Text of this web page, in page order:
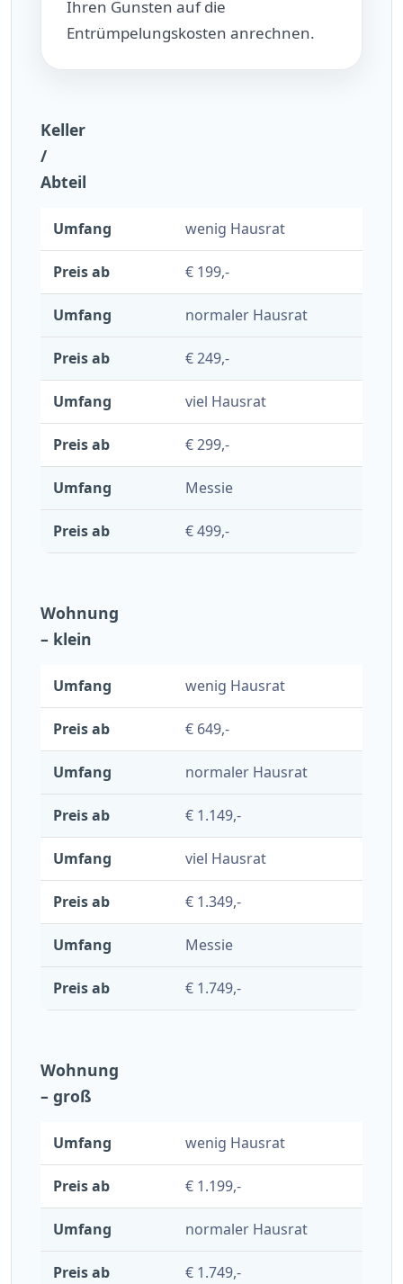
Ihren Gunsten auf die
Entrümpelungskosten anrechnen.
Keller
/
Abteil
wenig Hausrat
€ 199,-
normaler Hausrat
€ 249,-
viel Hausrat
€ 299,-
Messie
€ 499,-
Wohnung
– klein
wenig Hausrat
€ 649,-
normaler Hausrat
€ 1.149,-
viel Hausrat
€ 1.349,-
Messie
€ 1.749,-
Wohnung
– groß
wenig Hausrat
€ 1.199,-
normaler Hausrat
€ 1.749,-